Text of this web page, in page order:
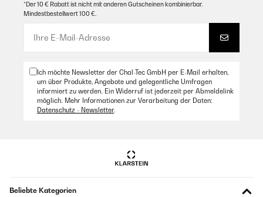
*Der 10 € Rabatt ist nicht mit anderen Gutscheinen kombinierbar.
Mindestbestellwert 100 €.
Ich möchte Newsletter der Chal-Tec GmbH per E-Mail erhalten,
um über Produkte, Angebote und gelegentliche Umfragen
informiert zu werden. Ein Widerruf ist jederzeit per Abmeldelink
möglich. Mehr Informationen zur Verarbeitung der Daten:
Datenschutz - Newsletter.
Beliebte Kategorien